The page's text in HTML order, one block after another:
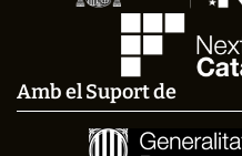
Amb el Suport de